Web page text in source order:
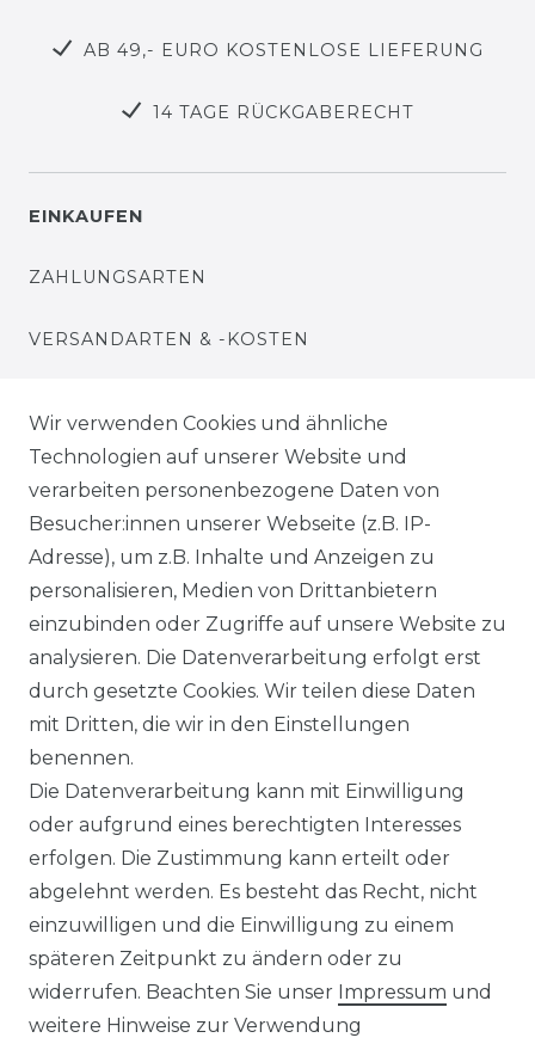
AB 49,- EURO KOSTENLOSE LIEFERUNG
14 TAGE RÜCKGABERECHT
EINKAUFEN
ZAHLUNGSARTEN
VERSANDARTEN & -KOSTEN
WARENKORB
ZUR KASSE
HILFE
INFORMATIONEN
KONTAKT
DATENSCHUTZERKLÄRUNG
IMPRESSUM
AGB
KONTAKT
REUTEWEG 2/1, 73035 GÖPPINGEN
Wir verwenden Cookies und ähnliche
Technologien auf unserer Website und
verarbeiten personenbezogene Daten von
Besucher:innen unserer Webseite (z.B. IP-
Adresse), um z.B. Inhalte und Anzeigen zu
personalisieren, Medien von Drittanbietern
einzubinden oder Zugriffe auf unsere Website zu
analysieren. Die Datenverarbeitung erfolgt erst
durch gesetzte Cookies. Wir teilen diese Daten
mit Dritten, die wir in den Einstellungen
benennen.
Die Datenverarbeitung kann mit Einwilligung
oder aufgrund eines berechtigten Interesses
erfolgen. Die Zustimmung kann erteilt oder
abgelehnt werden. Es besteht das Recht, nicht
einzuwilligen und die Einwilligung zu einem
späteren Zeitpunkt zu ändern oder zu
widerrufen. Beachten Sie unser Impressum und
weitere Hinweise zur Verwendung